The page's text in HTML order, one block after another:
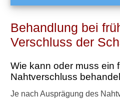
Behandlung bei
Verschluss der
Wie kann oder muss ein
Nahtverschluss
Je nach Ausprägung des
Entwicklung und
Kinder und Schlafen
Körperpflege,
Spielen
Milchzähne, Zahnen und